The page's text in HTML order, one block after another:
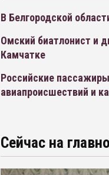
В Белгородской
Омский биатлонист и
Камчатке
Российские
авиапроисшествий и
Сейчас на